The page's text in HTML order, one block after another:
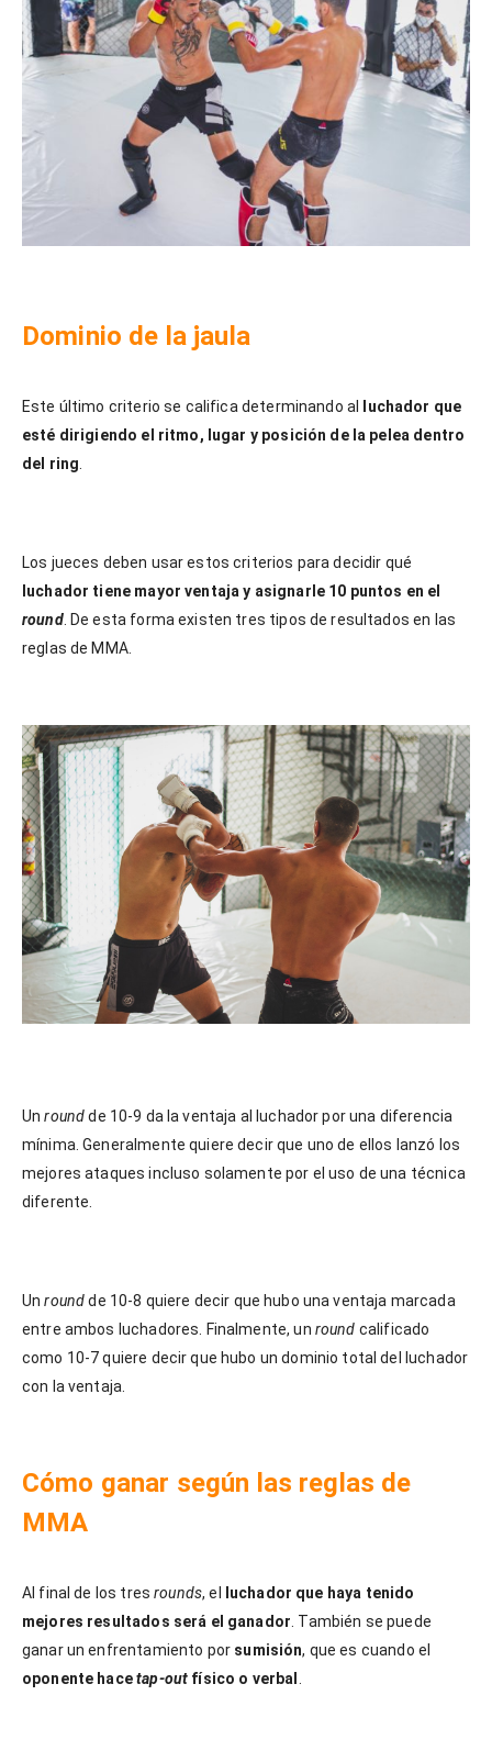
Dominio de la jaula
Este último criterio se califica determinando al
luchador que
esté dirigiendo el ritmo, lugar y posición de la pelea dentro
del ring
Los jueces deben usar estos criterios para decidir qué
luchador tiene mayor ventaja y asignarle 10 puntos en el
round. De esta forma existen tres tipos de resultados en las
reglas de MMA.
Unroundde 10-9 da la ventaja al luchador por una diferencia
mínima. Generalmente quiere decir que uno de ellos lanzó los
mejores ataques incluso solamente por el uso de una técnica
diferente.
Unroundde 10-8 quiere decir que hubo una ventaja marcada
entre ambos luchadores. Finalmente, un round calificado
como 10-7 quiere decir que hubo un dominio total del luchador
con la ventaja.
Cómo ganar según las reglas de
MMA
Al final de los tresrounds, el
luchador que haya tenido
mejores resultados será el ganador . También se puede
ganar un enfrentamiento por sumisión, que es cuando el
oponente hacetap-out físico o verbal